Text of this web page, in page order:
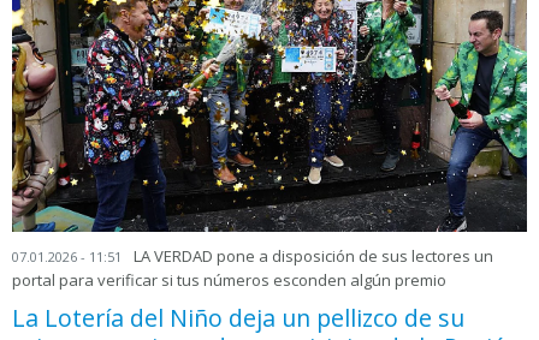
07.01.2026 - 11:51
LA VERDAD pone a disposición de sus lectores un
portal para verificar si tus números esconden algún premio
La Lotería del Niño deja un pellizco de su